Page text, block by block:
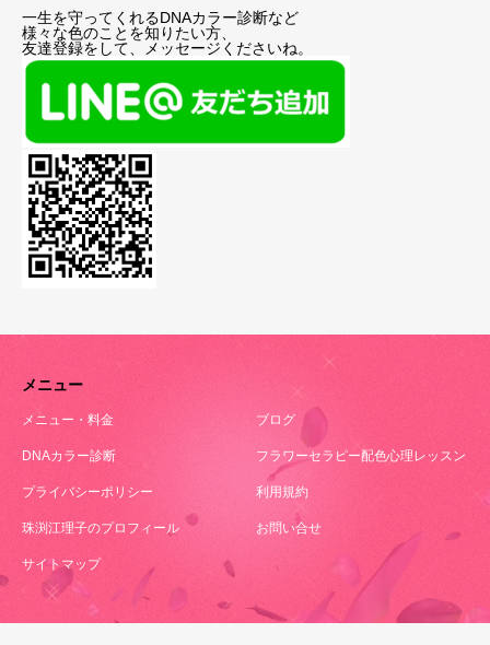
一生を守ってくれるDNAカラー診断など
様々な色のことを知りたい方、
友達登録をして、メッセージくださいね。
メニュー
メニュー・料金 ブログ
DNAカラー診断 フラワーセラピー配色心理レッスン
プライバシーポリシー 利用規約
珠渕江理子のプロフィール お問い合せ
サイトマップ